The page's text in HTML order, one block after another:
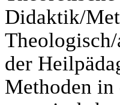
Didaktik/
der
Methoden in